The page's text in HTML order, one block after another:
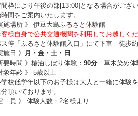
枠により午後の部[13:00]となる場合がござ
間をご案内いたします。
施場所 》 伊豆大島ふるさと体験館
様自身で公共交通機関を利用してお越しくだ
停「ふるさと体験館入口」にて下車 徒歩
施日 》 月・金・土・日
要時間 》椿油しぼり体験： 90分 草木染め体
象年齢 》 5歳以上
校低学年以下のお子様は大人と一緒に体験
分頂いております。
員 》 体験人数：2名様より